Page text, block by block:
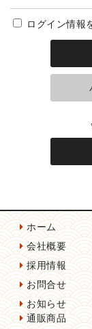
ログイン情報
ホーム
会社概要
採用情報
お問合せ
お知らせ
通販商品